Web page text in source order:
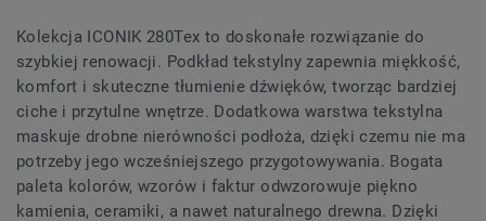
Kolekcja ICONIK 280Tex to doskonałe rozwiązanie do
szybkiej renowacji. Podkład tekstylny zapewnia miękkość,
komfort i skuteczne tłumienie dźwięków, tworząc bardziej
ciche i przytulne wnętrze. Dodatkowa warstwa tekstylna
maskuje drobne nierówności podłoża, dzięki czemu nie ma
potrzeby jego wcześniejszego przygotowywania. Bogata
paleta kolorów, wzorów i faktur odwzorowuje piękno
kamienia, ceramiki, a nawet naturalnego drewna. Dzięki